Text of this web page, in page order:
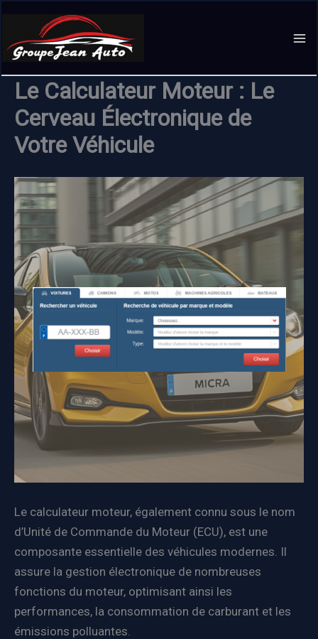
contenu
Le Calculateur Moteur : Le
Cerveau Électronique de
Votre Véhicule
Le calculateur moteur, également connu sous le nom
d’Unité de Commande du Moteur (ECU), est une
composante essentielle des véhicules modernes. Il
assure la gestion électronique de nombreuses
fonctions du moteur, optimisant ainsi les
performances, la consommation de carburant et les
émissions polluantes.